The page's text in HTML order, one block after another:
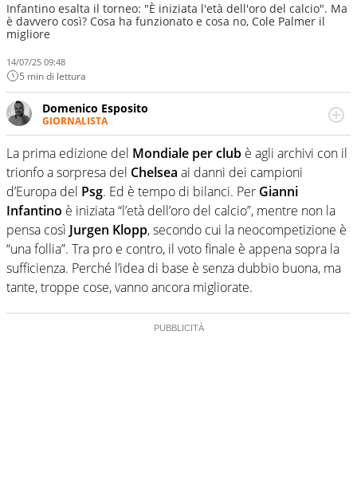
Infantino esalta il torneo: "È iniziata l'età dell'oro del calcio". Ma
è davvero così? Cosa ha funzionato e cosa no, Cole Palmer il
migliore
14/07/25 09:48
5 min di lettura
Domenico Esposito
GIORNALISTA
Da vent’anni in campo e sul campo per vivere ogni evento
in tutte le sue sfaccettature. Passione smisurata per il
calcio e per la sfera di cuoio. Il pallone è una cosa
serissima, guai a dirgli di no
La prima edizione del Mondiale per club è agli archivi con il
trionfo a sorpresa del Chelsea ai danni dei campioni
d’Europa del Psg. Ed è tempo di bilanci. Per Gianni
Infantino è iniziata “l’età dell’oro del calcio”, mentre non la
pensa così Jurgen Klopp, secondo cui la neocompetizione è
“una follia”. Tra pro e contro, il voto finale è appena sopra la
sufficienza. Perché l’idea di base è senza dubbio buona, ma
tante, troppe cose, vanno ancora migliorate.